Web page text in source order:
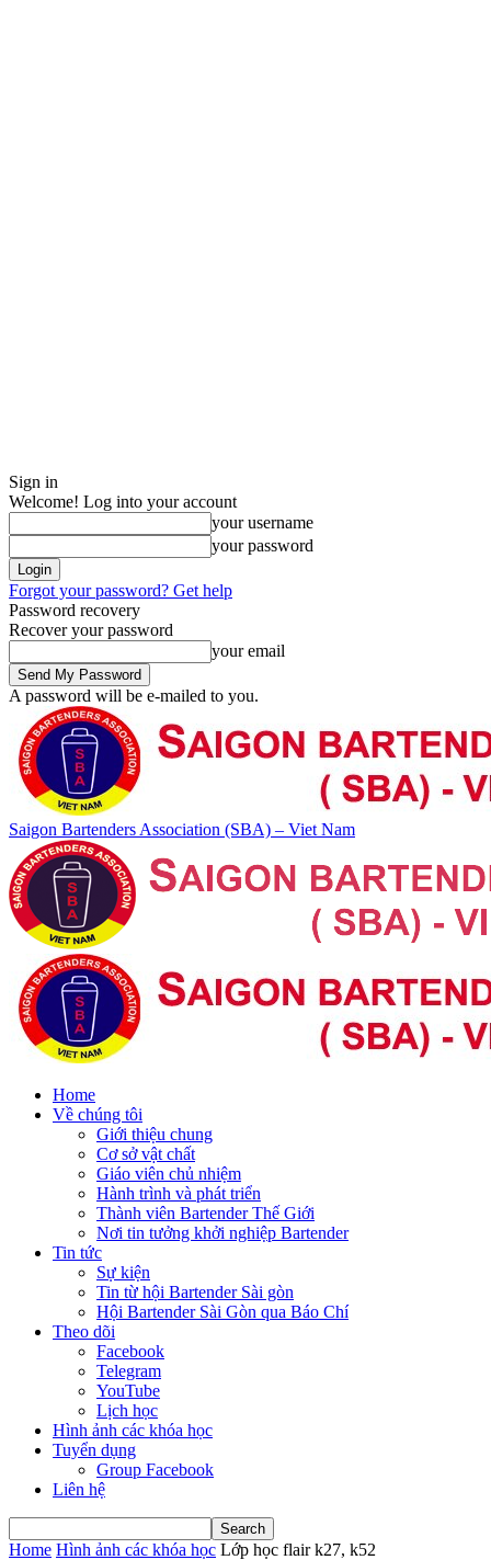
Sign in
Welcome! Log into your account
your username
your password
Forgot your password? Get help
Password recovery
Recover your password
your email
A password will be e-mailed to you.
Saigon Bartenders Association (SBA) – Viet Nam
Home
Về chúng tôi
Giới thiệu chung
Cơ sở vật chất
Giáo viên chủ nhiệm
Hành trình và phát triển
Thành viên Bartender Thế Giới
Nơi tin tưởng khởi nghiệp Bartender
Tin tức
Sự kiện
Tin từ hội Bartender Sài gòn
Hội Bartender Sài Gòn qua Báo Chí
Theo dõi
Facebook
Telegram
YouTube
Lịch học
Hình ảnh các khóa học
Tuyển dụng
Group Facebook
Liên hệ
Home Hình ảnh các khóa học Lớp học flair k27, k52